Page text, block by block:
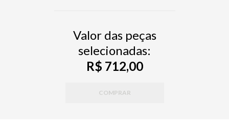
Valor das peças
selecionadas:
R$ 712,00
COMPRAR